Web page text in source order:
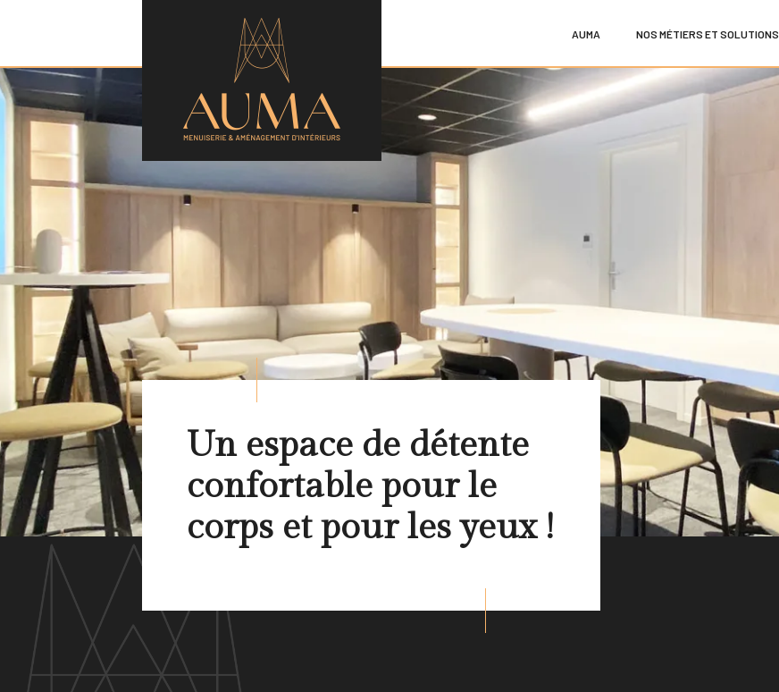
AUMA NOS MÉTIERS ET SOLUTIONS
Un espace de détente
confortable pour le
corps et pour les yeux !